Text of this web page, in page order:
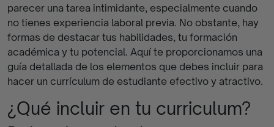
parecer una tarea intimidante, especialmente cuando
no tienes experiencia laboral previa. No obstante, hay
formas de destacar tus habilidades, tu formación
académica y tu potencial. Aquí te proporcionamos una
guía detallada de los elementos que debes incluir para
hacer un currículum de estudiante efectivo y atractivo.
¿Qué incluir en tu curriculum?